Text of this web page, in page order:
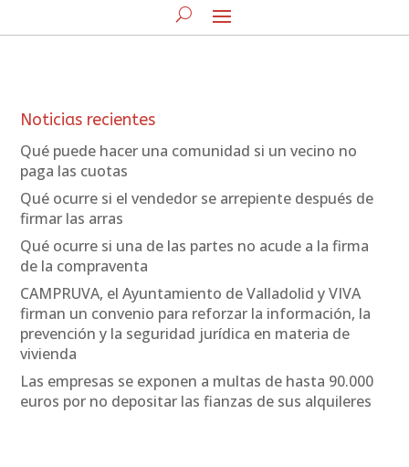
Noticias recientes
Qué puede hacer una comunidad si un vecino no
paga las cuotas
Qué ocurre si el vendedor se arrepiente después de
firmar las arras
Qué ocurre si una de las partes no acude a la firma
de la compraventa
CAMPRUVA, el Ayuntamiento de Valladolid y VIVA
firman un convenio para reforzar la información, la
prevención y la seguridad jurídica en materia de
vivienda
Las empresas se exponen a multas de hasta 90.000
euros por no depositar las fianzas de sus alquileres